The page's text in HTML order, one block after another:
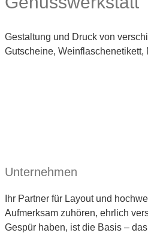
Gestaltung und Druck von
Gutscheine, Weinflaschenetikett,
Unternehmen
Ihr Partner für Layout und
Aufmerksam zuhören, ehrlich
Gespür haben, ist die Basis –